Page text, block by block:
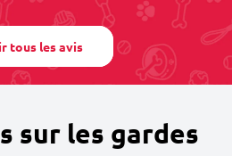
tous les avis
sur les gardes